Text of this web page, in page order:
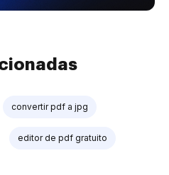
convertir pdf a jpg
editor de pdf gratuito